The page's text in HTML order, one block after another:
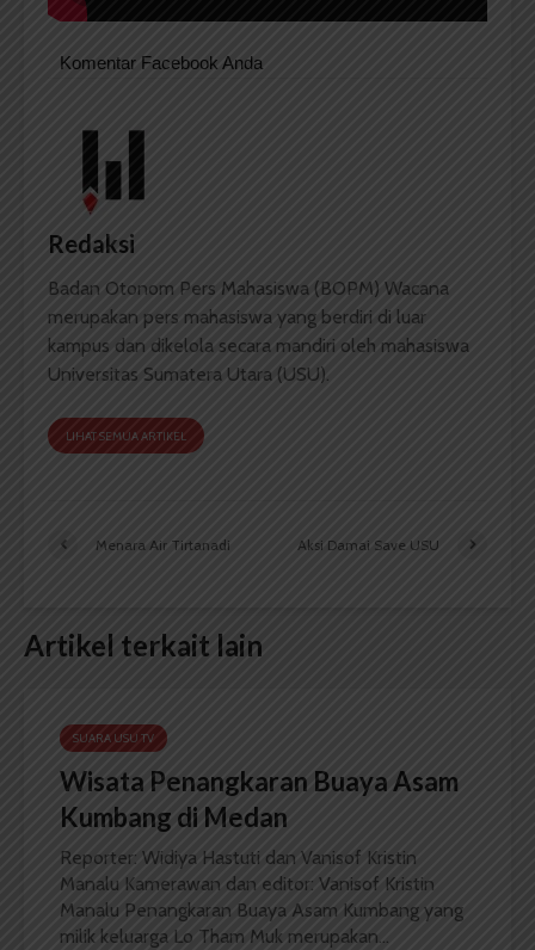
Komentar Facebook Anda
Redaksi
Badan Otonom Pers Mahasiswa (BOPM) Wacana
merupakan pers mahasiswa yang berdiri di luar
kampus dan dikelola secara mandiri oleh mahasiswa
Universitas Sumatera Utara (USU).
LIHAT SEMUA ARTIKEL
Menara Air Tirtanadi Aksi Damai Save USU
Artikel terkait lain
SUARA USU TV
Wisata Penangkaran Buaya Asam
Kumbang di Medan
Reporter: Widiya Hastuti dan Vanisof Kristin
Manalu Kamerawan dan editor: Vanisof Kristin
Manalu Penangkaran Buaya Asam Kumbang yang
milik keluarga Lo Tham Muk merupakan...